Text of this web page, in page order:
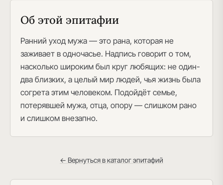
Об этой эпитафии
Ранний уход мужа — это рана, которая не
заживает в одночасье. Надпись говорит о том,
насколько широким был круг любящих: не один-
два близких, а целый мир людей, чья жизнь была
согрета этим человеком. Подойдёт семье,
потерявшей мужа, отца, опору — слишком рано
и слишком внезапно.
← Вернуться в каталог эпитафий